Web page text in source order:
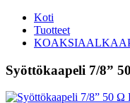
Koti
Tuotteet
Syöttökaapeli 7/8”